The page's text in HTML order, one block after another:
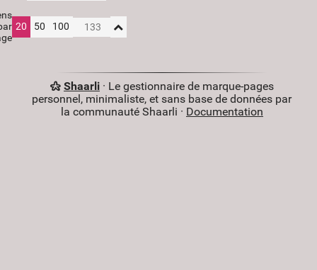
20 50 100
Shaarli· Le gestionnaire de marque-pages
personnel, minimaliste, et sans base de données par
la communauté Shaarli · Documentation